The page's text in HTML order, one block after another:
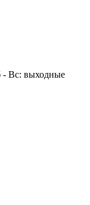
- Вс: выходные